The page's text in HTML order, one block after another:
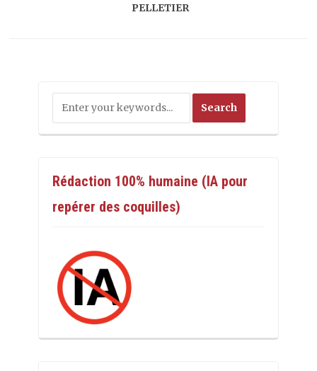
PELLETIER
Rédaction 100% humaine (IA pour
repérer des coquilles)